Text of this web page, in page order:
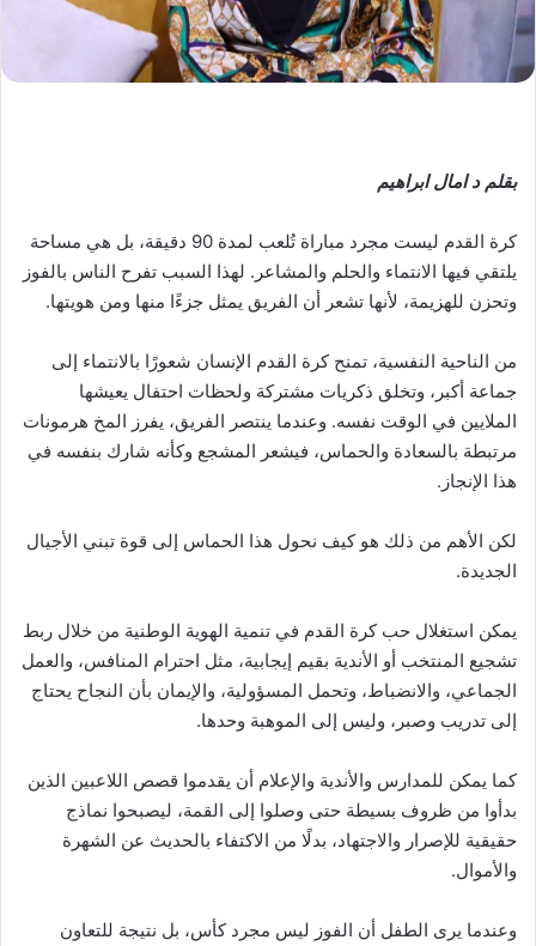
بقلم د امال ابراهيم
كرة القدم ليست مجرد مباراة تُلعب لمدة 90 دقيقة، بل هي مساحة
يلتقي فيها الانتماء والحلم والمشاعر. لهذا السبب تفرح الناس بالفوز
وتحزن للهزيمة، لأنها تشعر أن الفريق يمثل جزءًا منها ومن هويتها.
من الناحية النفسية، تمنح كرة القدم الإنسان شعورًا بالانتماء إلى
جماعة أكبر، وتخلق ذكريات مشتركة ولحظات احتفال يعيشها
الملايين في الوقت نفسه. وعندما ينتصر الفريق، يفرز المخ هرمونات
مرتبطة بالسعادة والحماس، فيشعر المشجع وكأنه شارك بنفسه في
هذا الإنجاز.
لكن الأهم من ذلك هو كيف نحول هذا الحماس إلى قوة تبني الأجيال
الجديدة.
يمكن استغلال حب كرة القدم في تنمية الهوية الوطنية من خلال ربط
تشجيع المنتخب أو الأندية بقيم إيجابية، مثل احترام المنافس، والعمل
الجماعي، والانضباط، وتحمل المسؤولية، والإيمان بأن النجاح يحتاج
إلى تدريب وصبر، وليس إلى الموهبة وحدها.
كما يمكن للمدارس والأندية والإعلام أن يقدموا قصص اللاعبين الذين
بدأوا من ظروف بسيطة حتى وصلوا إلى القمة، ليصبحوا نماذج
حقيقية للإصرار والاجتهاد، بدلًا من الاكتفاء بالحديث عن الشهرة
والأموال.
وعندما يرى الطفل أن الفوز ليس مجرد كأس، بل نتيجة للتعاون